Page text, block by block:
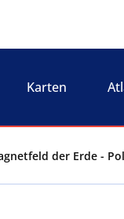
Karten
der Erde -